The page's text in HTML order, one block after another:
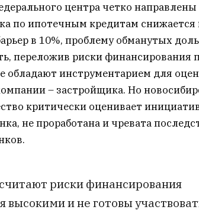
центра четко
по ипотечным кредитам снижается
в 10%, проблему обманутых
переложив риски финансирования
обладают инструментарием для
– застройщика. Но
критически оценивает
не проработана и чревата
риски финансирования
высокими и не готовы